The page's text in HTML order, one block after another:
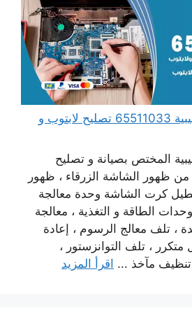
مهندس كمبيوتر الصليبية 65511033 تصليح لابتوب و
المختص بصيانة و تصليح
من ظهور الشاشة الزرقاء ، ظهور
كرت الشاشة وحدة معالجة
الطاقة و التغذية ، معالجة
، تلف معالج الرسوم ، إعادة
، تلف التوانزستور ،
تنظيف مآخذ ... اقرأ المزيد